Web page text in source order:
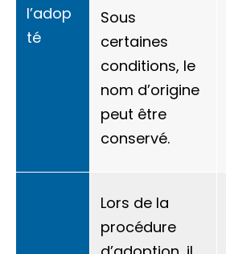
l’adop
té
Sous
certaines
conditions, le
nom d’origine
peut être
conservé.
Lors de la
procédure